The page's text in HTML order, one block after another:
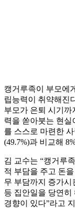
캥거루족이 부모에
립능력이 취약해진
부모가 은퇴 시기
력을 쏟아붓는 현실
를 스스로 마련한
(49.7%)과 비교해
김 교수는 “캥거루
적 부담을 주고 돈
무 부담까지 증가시
등 집안일을 당연
경향이 있다”라고